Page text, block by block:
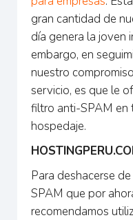
gran cantidad de
día genera la joven
embargo, en
nuestro
servicio, es que le
filtro anti-SPAM en
hospedaje.
Para deshacerse
SPAM que por
recomendamos